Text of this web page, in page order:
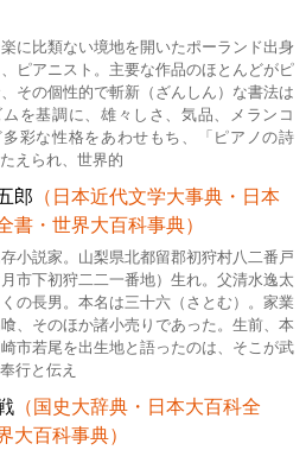
に比類ない境地を開いたポーランド出身
ピアニスト。主要な作品のほとんどがピ
その個性的で斬新（ざんしん）な書法は
ムを基調に、雄々しさ、気品、メランコ
多彩な性格をあわせもち、「ピアノの詩
えられ、世界的
郎 （日本近代文学大事典・日本
書・世界大百科事典）
小説家。山梨県北都留郡初狩村八二番戸
月市下初狩二二一番地）生れ。父清水逸太
の長男。本名は三十六（さとむ）。家業
、そのほか諸小売りであった。生前、本
市若尾を出生地と語ったのは、そこが武
行と伝え
（国史大辞典・日本大百科全
大百科事典）